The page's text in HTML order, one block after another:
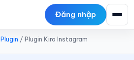
Đăng nhập
Plugin / Plugin Kira Instagram